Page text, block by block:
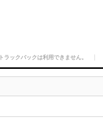
トラックバックは利用できません。